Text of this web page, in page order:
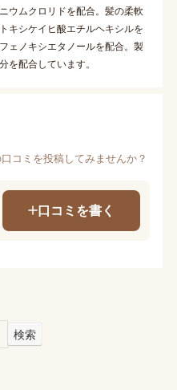
ウムクロリドを配合。髪の柔軟
キシケイヒ酸エチルヘキシルを
ェノキシエタノールを配合。製
を配合しています。
コミを投稿してみませんか？
口コミを書く
検索